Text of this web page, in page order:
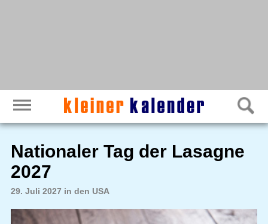
Nationaler Tag der Lasagne
2027
29. Juli 2027 in den USA